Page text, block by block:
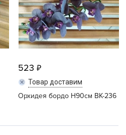
523
Товар доставим
Орхидея бордо Н90см ВК-236